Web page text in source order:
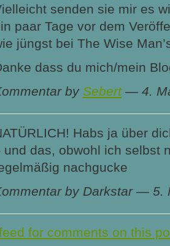
senden sie mir es
paar Tage vor dem
jüngst bei The Wise
dass du mich/mein
by Sebert— 4.
Habs ja über
und das, obwohl ich selbst
nachgucke
by Darkstar — 5.
for comments on this